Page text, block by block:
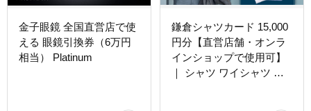
金子眼鏡 全国直営店で使
える 眼鏡引換券（6万円
相当） Platinum
鎌倉シャツカード 15,000
円分【直営店舗・オンラ
インショップで使用可】
｜ シャツ ワイシャツ メ